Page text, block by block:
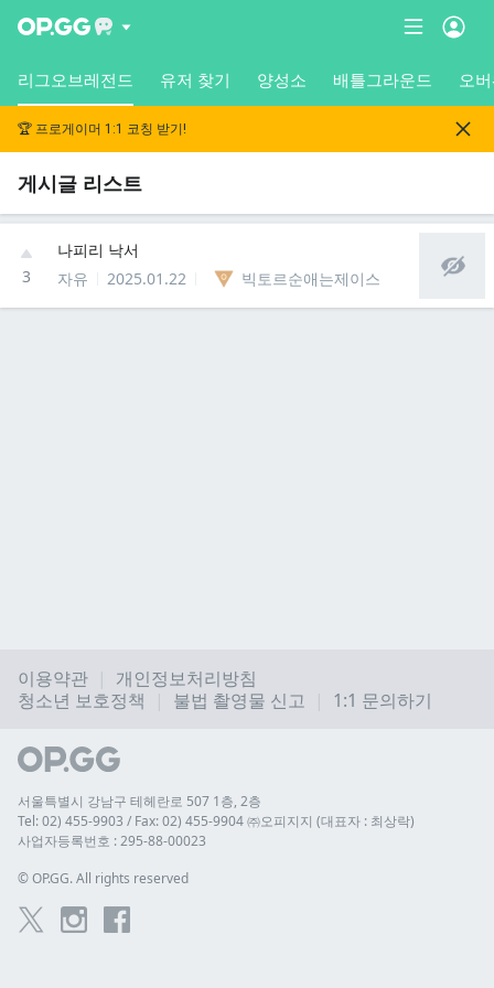
리그오브레전드 유저 찾기 양성소 배틀그라운드 오
🏆 프로게이머 1:1 코칭 받기!
게시글 리스트
3
나피리 낙서
자유
2025.01.22 빅토르순애는제이스
이용약관
개인정보처리방침
청소년 보호정책
불법 촬영물 신고 1:1 문의하기
서울특별시 강남구 테헤란로 507 1층, 2층
Tel: 02) 455-9903 / Fax: 02) 455-9904 ㈜오피지지 (대표자 : 최상락)
사업자등록번호 : 295-88-00023
© OP.GG. All rights reserved